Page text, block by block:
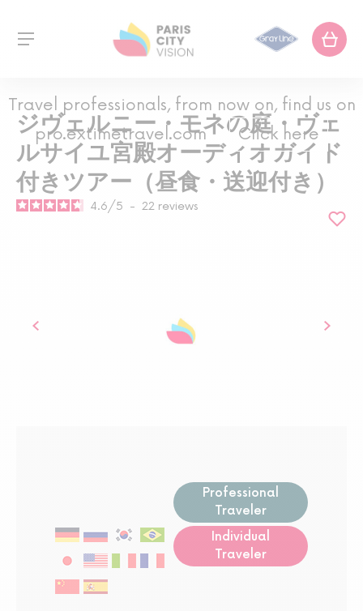
Travel professionals, from now on, find us on
pro.extimetravel.com
Click here
ジヴェルニー・モネの庭・ヴェ
ルサイユ宮殿オーディオガイド
付きツアー（昼食・送迎付き）
4.6/5 - 22 reviews
Professional
Traveler
Individual
Traveler